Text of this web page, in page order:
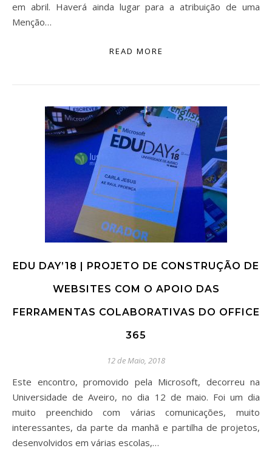
em abril. Haverá ainda lugar para a atribuição de uma
Menção…
READ MORE
EDU DAY’18 | PROJETO DE CONSTRUÇÃO DE
WEBSITES COM O APOIO DAS
FERRAMENTAS COLABORATIVAS DO OFFICE
365
12 de Maio, 2018
Este encontro, promovido pela Microsoft, decorreu na
Universidade de Aveiro, no dia 12 de maio. Foi um dia
muito preenchido com várias comunicações, muito
interessantes, da parte da manhã e partilha de projetos,
desenvolvidos em várias escolas,…